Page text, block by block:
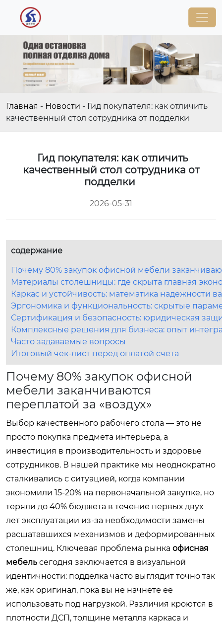
Главная - Новости - Гид покупателя: как отличить
качественный стол сотрудника от подделки
Гид покупателя: как отличить
качественный стол сотрудника от
подделки
2026-05-31
содержание
Почему 80% закупок офисной мебели
Материалы столешницы: где скрыта главная
Каркас и устойчивость: математика надежности
Эргономика и функциональность: скрытые
Сертификация и безопасность: юридическая
Комплексные решения для бизнеса: опыт
Часто задаваемые вопросы
Итоговый чек-лист перед оплатой счета
Почему 80% закупок офисной
мебели заканчиваются
переплатой за «воздух»
Выбор качественного рабочего стола — это не
просто покупка предмета интерьера, а
инвестиция в производительность и здоровье
сотрудников. В нашей практике мы неоднократно
сталкивались с ситуацией, когда компании
экономили 15-20% на первоначальной закупке, но
теряли до 40% бюджета в течение первых двух
лет эксплуатации из-за необходимости замены
расшатавшихся механизмов и деформированных
столешниц. Ключевая проблема рынка офисная
мебель сегодня заключается в визуальной
идентичности: подделка часто выглядит точно так
же, как оригинал, пока вы не начнете её
использовать под нагрузкой. Различия кроются в
плотности ДСП, толщине металла каркаса и